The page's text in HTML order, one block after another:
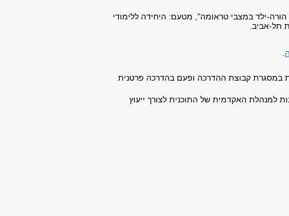
ילד במצבי טראומה", מטעם: היחידה ללימודי
תל-אביב.
במסגרת קבוצת ההדרכה ופעם בהדרכה פרטנית
למנהלת האקדמית של התוכנית לצורך ייעוץ